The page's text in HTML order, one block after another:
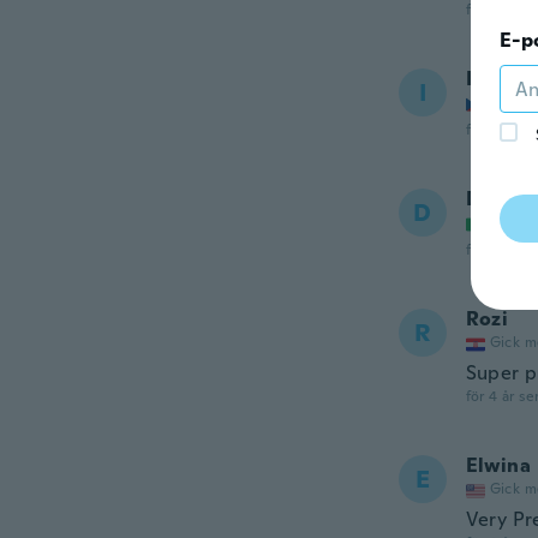
för 4 år sen
I Ivana
Gick
för 4 år
D Gick
för 4 år sen
R Rozi
Gick
Super
för 4 år
E Elwina
Gick
Very
E-